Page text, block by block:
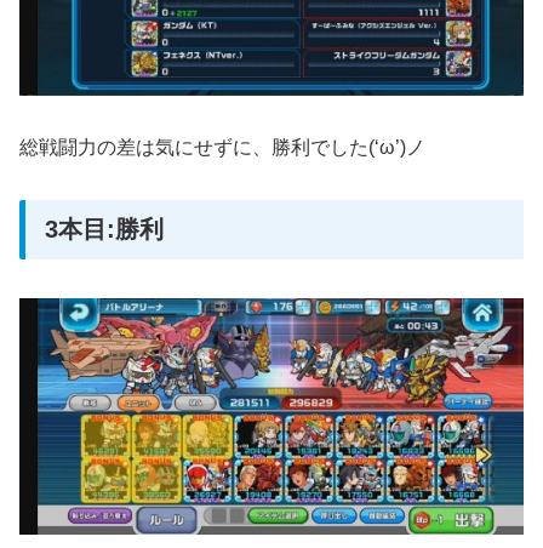
総戦闘力の差は気にせずに、勝利でした(‘ω’)ノ
3本目:勝利